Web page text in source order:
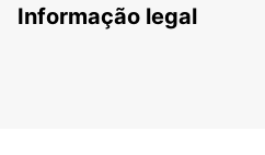
Informação legal